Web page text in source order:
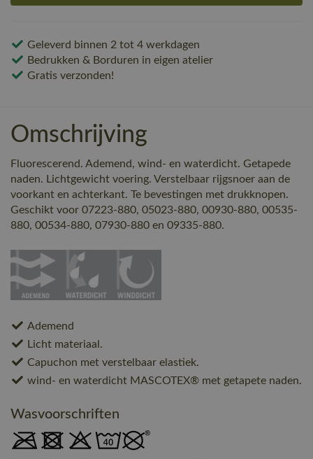
Geleverd binnen 2 tot 4 werkdagen
Bedrukken & Borduren in eigen atelier
Gratis verzonden!
Omschrijving
Fluorescerend. Ademend, wind- en waterdicht. Getapede
naden. Lichtgewicht voering. Verstelbaar rijgsnoer aan de
voorkant en achterkant. Te bevestingen met drukknopen.
Geschikt voor 07223-880, 05023-880, 00930-880, 00535-
880, 00534-880, 07930-880 en 09335-880.
Ademend
Licht materiaal.
Capuchon met verstelbaar elastiek.
wind- en waterdicht MASCOTEX® met getapete naden.
Wasvoorschriften